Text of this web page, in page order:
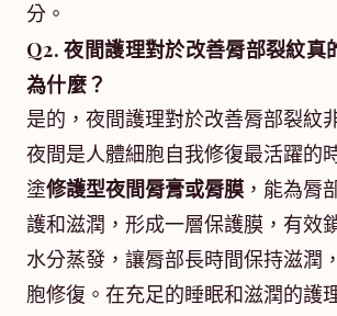
分。
Q2. 夜間護理對於改善脣部裂紋真
為什麼？
是的，夜間護理對於改善脣部裂紋
夜間是人體細胞自我修復最活躍的
塗修護型夜間脣膏或脣膜 ，能為脣
護和滋潤，形成一層保護膜，有效
水分蒸發，讓脣部長時間保持滋潤
胞修復。在充足的睡眠和滋潤的護